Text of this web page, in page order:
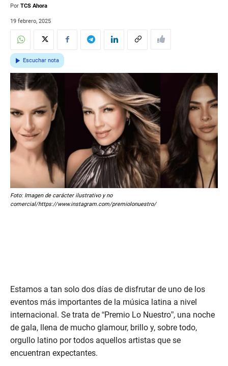
Por TCS Ahora
19 febrero, 2025
Escuchar nota
Foto: Imagen de carácter ilustrativo y no
comercial/https://www.instagram.com/premiolonuestro/
Estamos a tan solo dos días de disfrutar de uno de los
eventos más importantes de la música latina a nivel
internacional. Se trata de “Premio Lo Nuestro”, una noche
de gala, llena de mucho glamour, brillo y, sobre todo,
orgullo latino por todos aquellos artistas que se
encuentran expectantes.